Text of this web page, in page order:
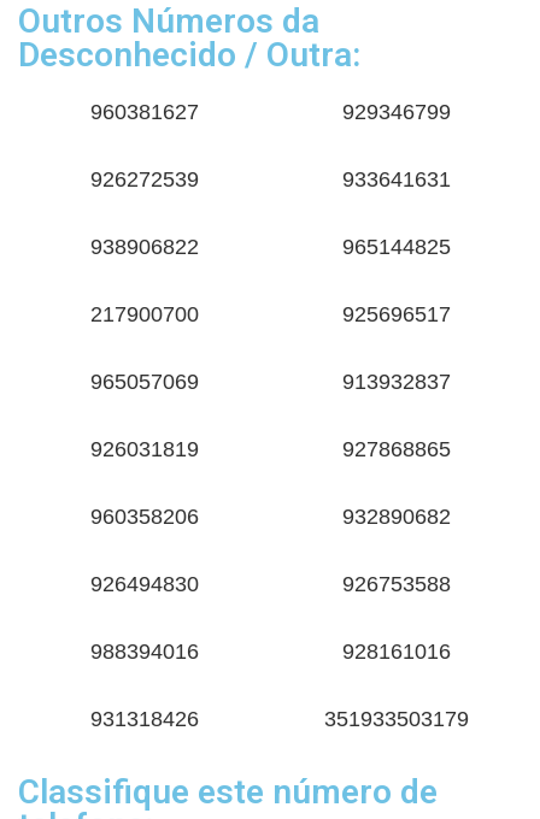
Outros Números da
Desconhecido / Outra:
960381627 929346799
926272539 933641631
938906822 965144825
217900700 925696517
965057069 913932837
926031819 927868865
960358206 932890682
926494830 926753588
988394016 928161016
931318426 351933503179
Classifique este número de